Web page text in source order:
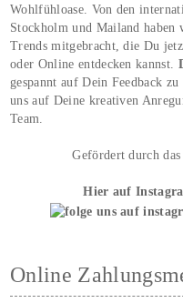
Wohlfühloase. Von den
Stockholm und Mailand haben
Trends mitgebracht, die Du
oder Online entdecken kannst.
gespannt auf Dein Feedback
uns auf Deine kreativen
Team.
Gefördert durch
Hier auf
Online